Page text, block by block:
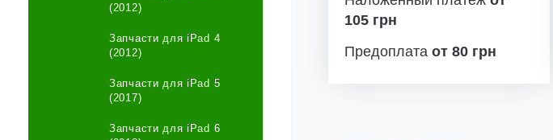
(2012)
Запчасти для iPad 4
(2012)
Запчасти для iPad 5
(2017)
Запчасти для iPad 6
105 грн
Предоплата от 80 грн